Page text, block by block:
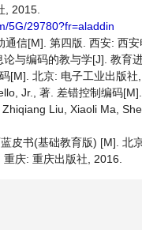
, 2015.
5G/29780?fr=aladdin
信[M]. 第四版. 西安: 西
与编码的教与学[J]. 教育
[M]. 北京: 电子工业出版社,
Jr., 著. 差错控制编码
Liu, Xiaoli Ma,
皮书(基础教育版) [M]. 北
庆: 重庆出版社, 2016.